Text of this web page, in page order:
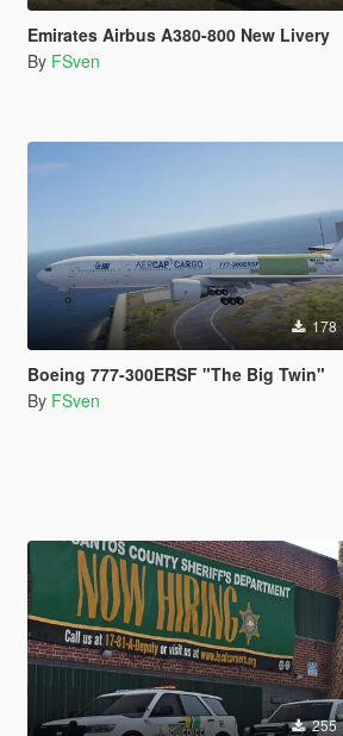
Emirates Airbus A380-800 New Livery
By FSven
178
Boeing 777-300ERSF "The Big Twin"
By FSven
255